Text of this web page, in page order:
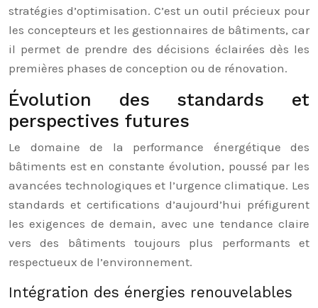
stratégies d’optimisation. C’est un outil précieux pour
les concepteurs et les gestionnaires de bâtiments, car
il permet de prendre des décisions éclairées dès les
premières phases de conception ou de rénovation.
Évolution des standards et
perspectives futures
Le domaine de la performance énergétique des
bâtiments est en constante évolution, poussé par les
avancées technologiques et l’urgence climatique. Les
standards et certifications d’aujourd’hui préfigurent
les exigences de demain, avec une tendance claire
vers des bâtiments toujours plus performants et
respectueux de l’environnement.
Intégration des énergies renouvelables